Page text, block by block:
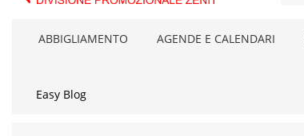
ABBIGLIAMENTO AGENDE E CALENDARI
Easy Blog